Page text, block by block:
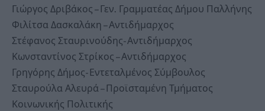
Γιώργος Δριβάκος – Γεν. Γραμματέας Δήμου Παλλήνης
Φιλίτσα Δασκαλάκη – Αντιδήμαρχος
Στέφανος Σταυρινούδης- Αντιδήμαρχος
Κωνσταντίνος Στρίκος – Αντιδήμαρχος
Γρηγόρης Δήμος- Εντεταλμένος Σύμβουλος
Σταυρούλα Αλευρά – Προϊσταμένη Τμήματος
Κοινωνικής Πολιτικής